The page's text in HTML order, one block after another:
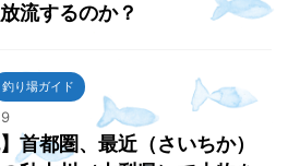
流するのか？
釣り場ガイド
】首都圏、最近（さいちか）